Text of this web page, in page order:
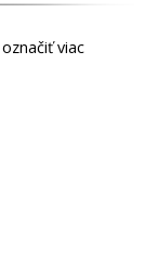
viac